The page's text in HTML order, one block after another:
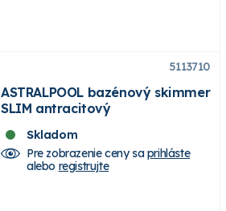
5113710
ASTRALPOOL bazénový skimmer
SLIM antracitový
Skladom
Pre zobrazenie ceny saprihláste
alebo registrujte